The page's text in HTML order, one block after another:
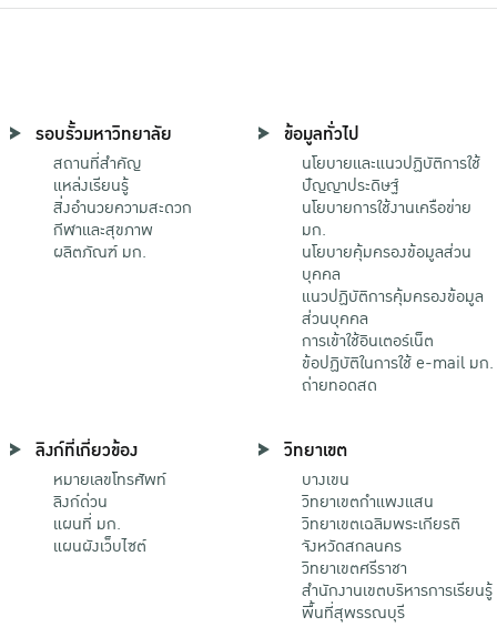
รอบรั้วมหาวิทยาลัย
สถานที่สำคัญ
แหล่งเรียนรู้
สิ่งอำนวยความสะดวก
กีฬาและสุขภาพ
ผลิตภัณฑ์ มก.
ข้อมูลทั่วไป
นโยบายและแนวปฏิบัติการใช้
ปัญญาประดิษฐ์
นโยบายการใช้งานเครือข่าย
มก.
นโยบายคุ้มครองข้อมูลส่วน
บุคคล
แนวปฏิบัติการคุ้มครองข้อมูล
ส่วนบุคคล
การเข้าใช้อินเตอร์เน็ต
ข้อปฏิบัติในการใช้ e-mail มก.
ถ่ายทอดสด
ลิงก์ที่เกี่ยวข้อง
หมายเลขโทรศัพท์
ลิงก์ด่วน
แผนที่ มก.
แผนผังเว็บไซต์
วิทยาเขต
บางเขน
วิทยาเขตกําแพงแสน
วิทยาเขตเฉลิมพระเกียรติ
จังหวัดสกลนคร
วิทยาเขตศรีราชา
สำนักงานเขตบริหารการเรียนรู้
พื้นที่สุพรรณบุรี